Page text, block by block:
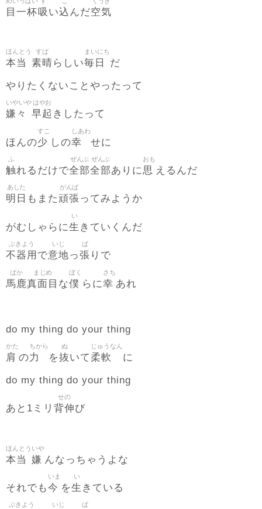
目一杯吸 い込んだ空気
本当
ほんとう
素晴
すば
らしい毎日
まいにち
だ
やりたくないことやったって
嫌々
いやいや
早起
はやお
きしたって
ほんの少
すこ
しの幸
しあわ
せに
触
ふ
れるだけで全部
ぜんぶ
全部
ぜんぶ
ありに思
おも
えるんだ
明日
あした
もまた頑張
がんば
ってみようか
がむしゃらに生
い
きていくんだ
不器用
ぶきよう
で意地
いじ
っ張
ぱ
りで
馬鹿
ばか
真面目
まじめ
な僕
ぼく
らに幸
さち
あれ
do my thing do your thing
肩
かた
の力
ちから
を抜
ぬ
いて 柔軟
じゅうなん
に
do my thing do your thing
あと1ミリ 背伸
せの
び
本当
ほんとう
嫌
いや
んなっちゃうよな
それでも今
いま
を生
い
きている
ぶきよう いじ ぱ